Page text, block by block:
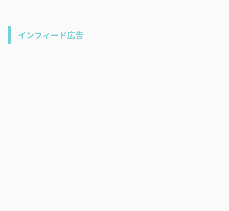
インフィード広告